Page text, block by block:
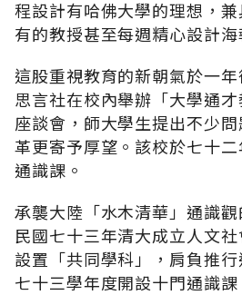
程設計有哈佛大學的理想，
有的教授甚至每週精心設計海
這股重視教育的新朝氣於一
思言社在校內舉辦「大學通才
座談會，師大學生提出不少
革更寄予厚望。該校於七十
通識課。
承襲大陸「水木清華」通識
民國七十三年清大成立人文
設置「共同學科」，肩負推
七十三學年度開設十門通識課